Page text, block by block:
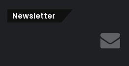
Newsletter